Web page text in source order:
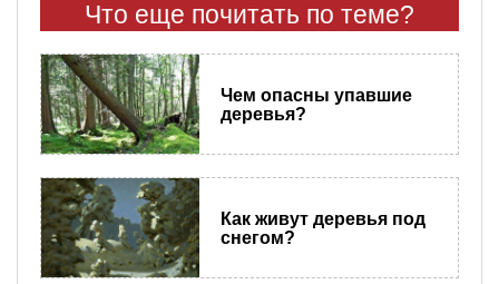
Что еще почитать по теме?
Чем опасны упавшие
деревья?
Как живут деревья под
снегом?